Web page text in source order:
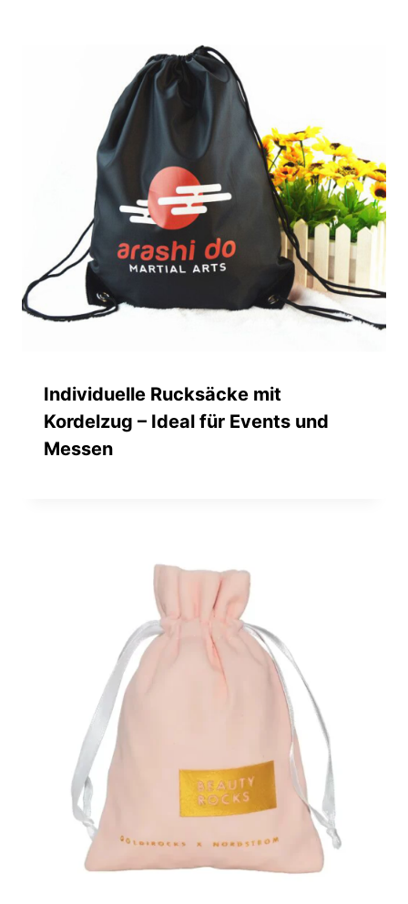
Individuelle Rucksäcke mit
Kordelzug – Ideal für Events und
Messen